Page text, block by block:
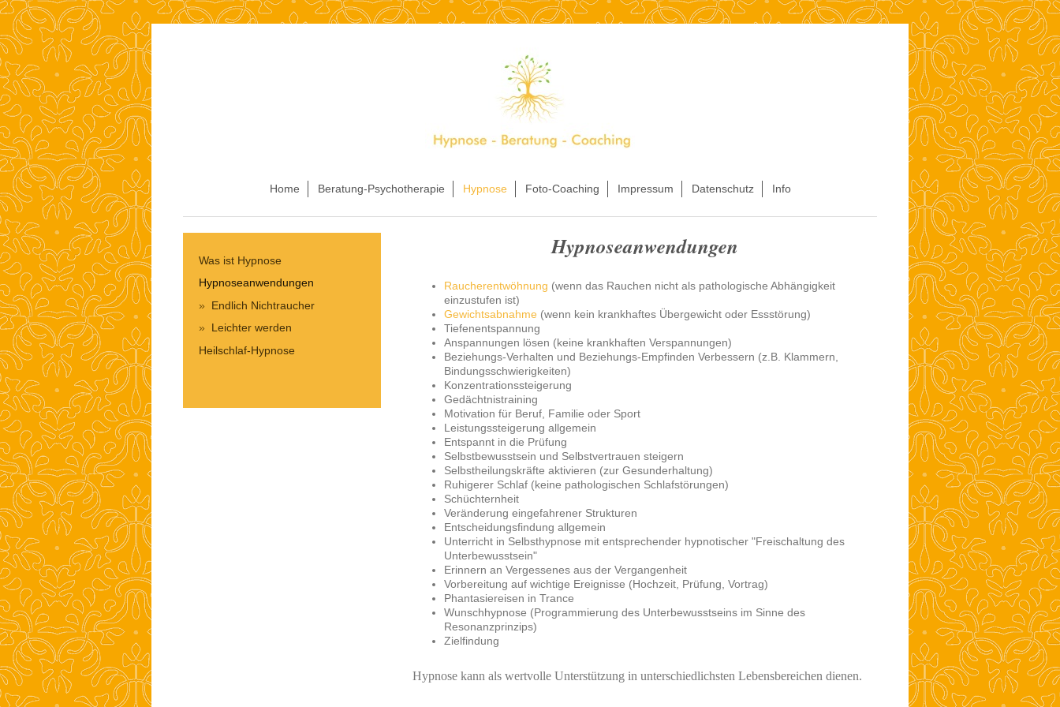
Home Beratung-Psychotherapie Hypnose Foto-Coaching Impressum Datenschutz Info
Hypnoseanwendungen
Raucherentwöhnung (wenn das Rauchen nicht als pathologische Abhängigkeit
einzustufen ist)
Gewichtsabnahme(wenn kein krankhaftes Übergewicht oder Essstörung)
Tiefenentspannung
Anspannungen lösen (keine krankhaften Verspannungen)
Beziehungs-Verhalten und Beziehungs-Empfinden Verbessern (z.B. Klammern,
Bindungsschwierigkeiten)
Konzentrationssteigerung
Gedächtnistraining
Motivation für Beruf, Familie oder Sport
Leistungssteigerung allgemein
Entspannt in die Prüfung
Selbstbewusstsein und Selbstvertrauen steigern
Selbstheilungskräfte aktivieren (zur Gesunderhaltung)
Ruhigerer Schlaf (keine pathologischen Schlafstörungen)
Schüchternheit
Veränderung eingefahrener Strukturen
Entscheidungsfindung allgemein
Unterricht in Selbsthypnose mit entsprechender hypnotischer "Freischaltung des
Unterbewusstsein"
Erinnern an Vergessenes aus der Vergangenheit
Vorbereitung auf wichtige Ereignisse (Hochzeit, Prüfung, Vortrag)
Phantasiereisen in Trance
Wunschhypnose (Programmierung des Unterbewusstseins im Sinne des
Resonanzprinzips)
Zielfindung
Hypnose kann als wertvolle Unterstützung in unterschiedlichsten Lebensbereichen dienen.
Was ist Hypnose
Hypnoseanwendungen
Endlich Nichtraucher
Leichter werden
Heilschlaf-Hypnose